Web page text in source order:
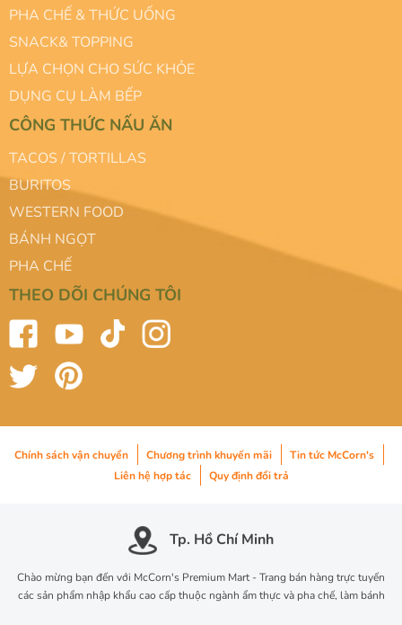
PHA CHẾ & THỨC UỐNG
SNACK& TOPPING
LỰA CHỌN CHO SỨC KHỎE
DỤNG CỤ LÀM BẾP
CÔNG THỨC NẤU ĂN
TACOS / TORTILLAS
BURITOS
WESTERN FOOD
BÁNH NGỌT
PHA CHẾ
THEO DÕI CHÚNG TÔI
Chính sách vận chuyển Chương trình khuyến mãi
Tin tức McCorn's
Liên hệ hợp tác
Quy định đổi trả
Tp. Hồ Chí Minh
Chào mừng bạn đến với McCorn's Premium Mart - Trang bán hàng trực tuyến
các sản phẩm nhập khẩu cao cấp thuộc ngành ẩm thực và pha chế, làm bánh